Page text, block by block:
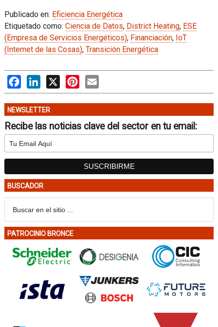
Publicado en: Eficiencia Energética
Etiquetado como: Ciencia de Datos, District Heating, ESE
(Empresa de Servicios Energéticos), Financiación, IoT
(Internet de las Cosas), Transición Energética
FacebookLinkedIn
X PinterestEmail
NEWSLETTER
Recibe las noticias clave del sector en tu email:
BUSCADOR
PATROCINIO BRONCE